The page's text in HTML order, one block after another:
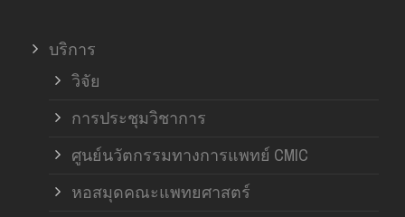
บริการ
วิจัย
การประชุมวิชาการ
ศูนย์นวัตกรรมทางการแพทย์ CMIC
หอสมุดคณะแพทยศาสตร์